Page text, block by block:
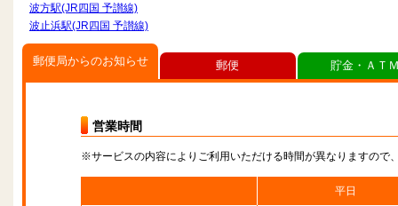
波方駅(JR四国 予讃線)
波止浜駅(JR四国 予讃線)
郵便局からのお知らせ
営業時間
※サービスの内容によりご利用いただける時間が異なりますので
平日
郵便 貯金・ＡＴ